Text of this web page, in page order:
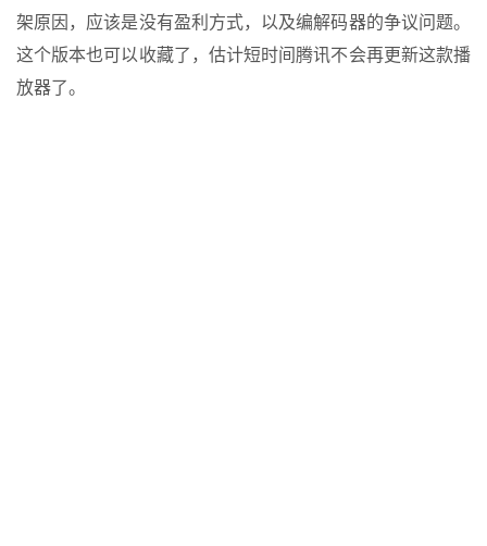
架原因，应该是没有盈利方式，以及编解码器的争议问题。
这个版本也可以收藏了，估计短时间腾讯不会再更新这款播
放器了。